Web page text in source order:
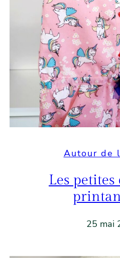
Autour de
Les petites
25 mai